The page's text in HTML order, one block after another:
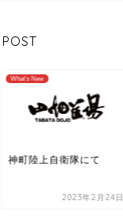
What's New
本日の稽古（2022年8月
2022年8月27日